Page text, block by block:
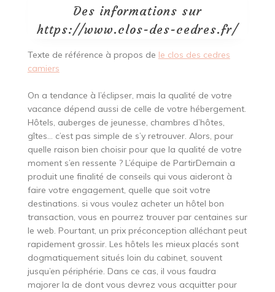
Des informations sur
https://www.clos-des-cedres.fr/
Texte de référence à propos de le clos des cedres
camiers
On a tendance à l’éclipser, mais la qualité de votre
vacance dépend aussi de celle de votre hébergement.
Hôtels, auberges de jeunesse, chambres d’hôtes,
gîtes… c’est pas simple de s’y retrouver. Alors, pour
quelle raison bien choisir pour que la qualité de votre
moment s’en ressente ? L’équipe de PartirDemain a
produit une finalité de conseils qui vous aideront à
faire votre engagement, quelle que soit votre
destinations. si vous voulez acheter un hôtel bon
transaction, vous en pourrez trouver par centaines sur
le web. Pourtant, un prix préconception alléchant peut
rapidement grossir. Les hôtels les mieux placés sont
dogmatiquement situés loin du cabinet, souvent
jusqu’en périphérie. Dans ce cas, il vous faudra
majorer la de dont vous devrez vous acquitter pour